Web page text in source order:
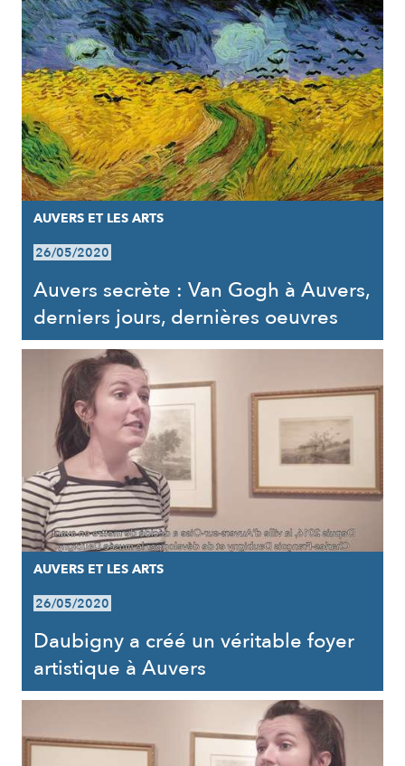
AUVERS ET LES ARTS
26/05/2020
Auvers secrète : Van Gogh à Auvers,
derniers jours, dernières oeuvres
AUVERS ET LES ARTS
26/05/2020
Daubigny a créé un véritable foyer
artistique à Auvers